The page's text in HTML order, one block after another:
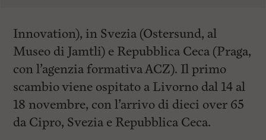
Innovation), in Svezia (Ostersund, al
Museo di Jamtli) e Repubblica Ceca (Praga,
con l’agenzia formativa ACZ). Il primo
scambio viene ospitato a Livorno dal 14 al
18 novembre, con l’arrivo di dieci over 65
da Cipro, Svezia e Repubblica Ceca.